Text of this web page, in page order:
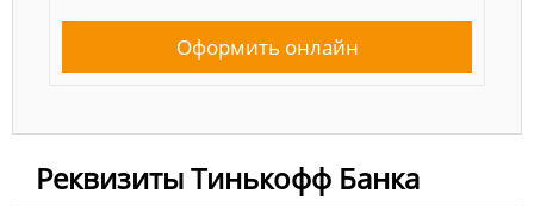
Оформить онлайн
Реквизиты Тинькофф Банка